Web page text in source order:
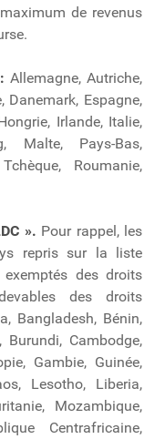
de revenus
Allemagne, Autriche,
Danemark, Espagne,
Irlande, Italie,
Malte, Pays-Bas,
Roumanie,
». Pour rappel, les
repris sur la liste
des droits
des droits
Bangladesh, Bénin,
Burundi, Cambodge,
Gambie, Guinée,
Lesotho, Liberia,
Mozambique,
Centrafricaine,